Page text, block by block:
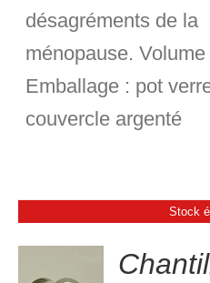
désagréments de la
ménopause.Volume
Emballage : pot
couvercle argenté
Stock